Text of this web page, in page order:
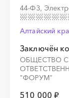
44-ФЗ,
Алтайский
Заключён
ОБЩЕСТВО
"ФОРУМ"
510 000 ₽